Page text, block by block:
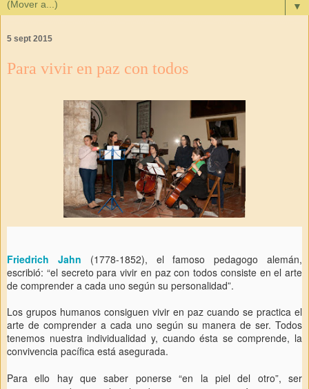
▼
5 sept 2015
Para vivir en paz con todos
Friedrich Jahn
(1778-1852), el famoso pedagogo alemán,
escribió: “el secreto para vivir en paz con todos consiste en el arte
de comprender a cada uno según su personalidad”.
Los grupos humanos consiguen vivir en paz cuando se practica el
arte de comprender a cada uno según su manera de ser. Todos
tenemos nuestra individualidad y, cuando ésta se comprende, la
convivencia pacífica está asegurada.
Para ello hay que saber ponerse “en la piel del otro”, ser